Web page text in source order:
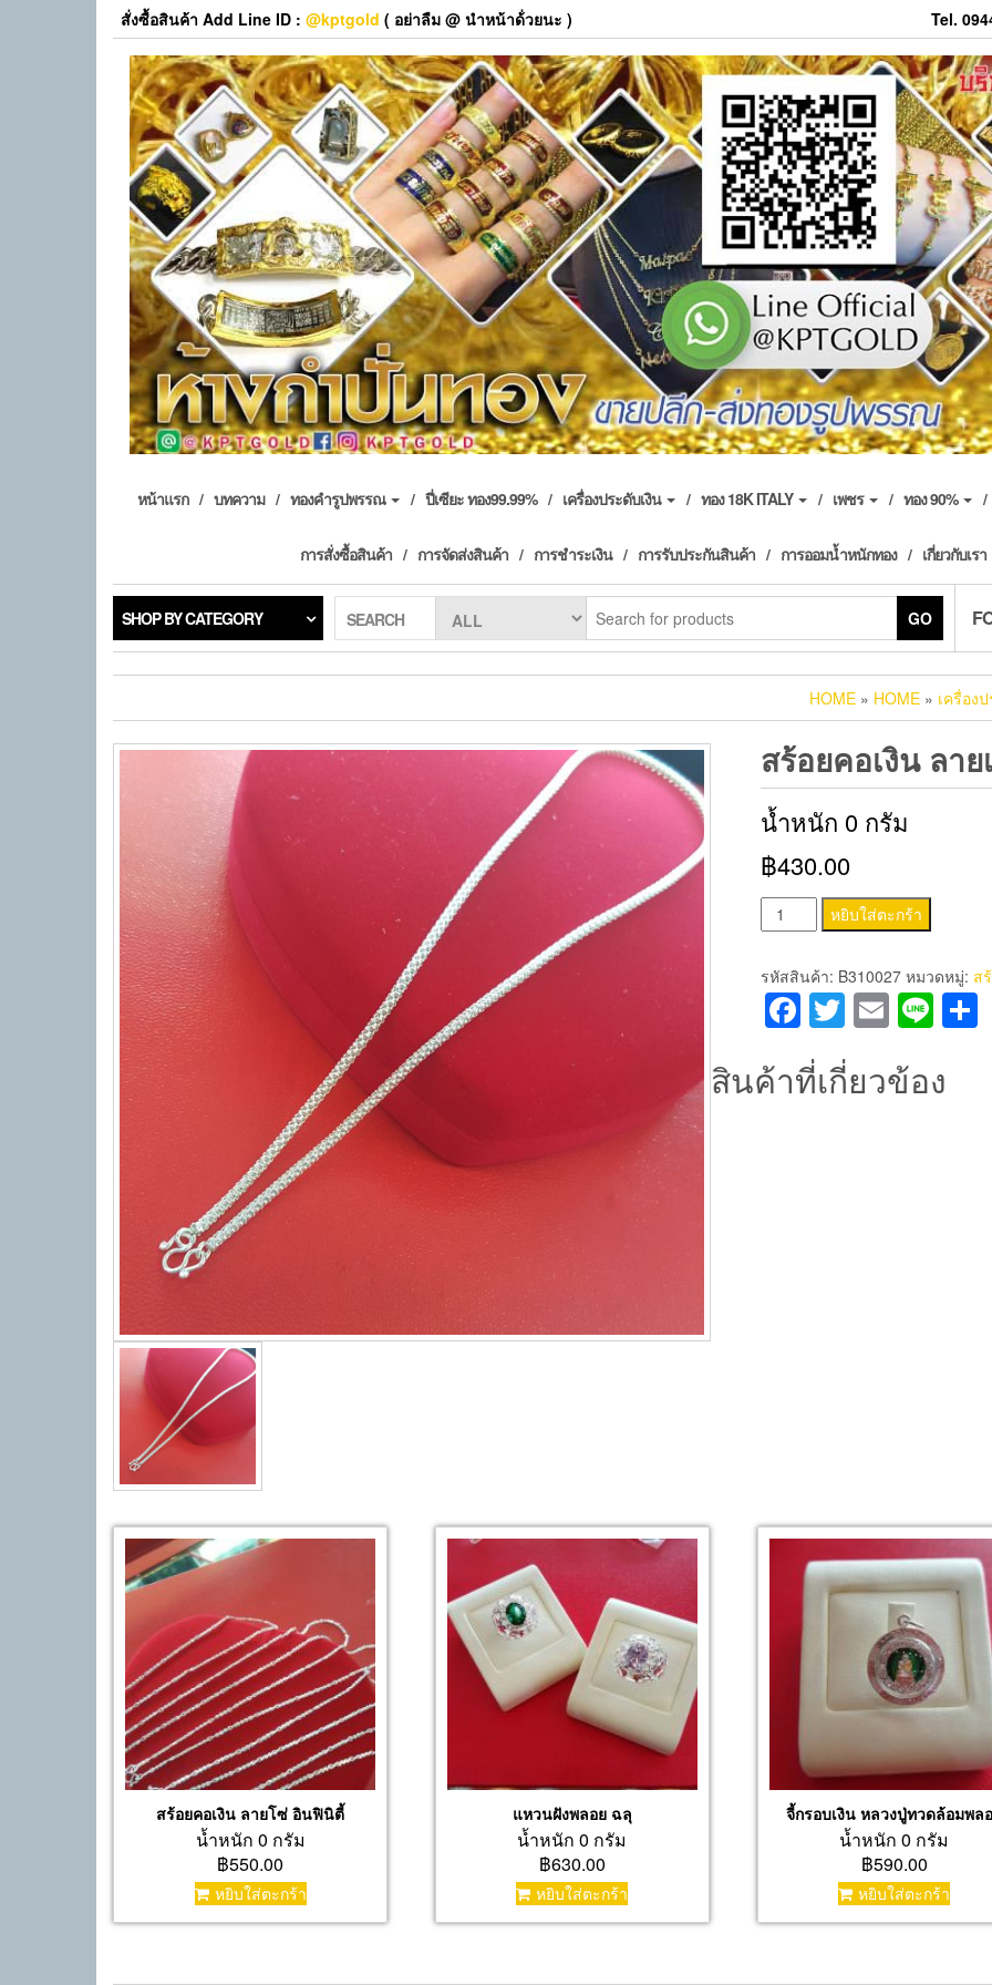
สั่งซื้อสินค้า Add Line ID : @kptgold ( อย่าลืม @ นำหน้าด้่วยนะ ) Tel.
หน้าแรก บทความ ทองคำรูปพรรณ ปี่เซียะ ทอง99.99% เครื่องประดับเงิน ทอง 18K ITALY เพชร ทอง 90%
การสั่งซื้อสินค้า การจัดส่งสินค้า การชำระเงิน การรับประกันสินค้า การออมน้ำหนักทอง เกี่ยวกับเรา
SHOP BY CATEGORY SEARCH GO
HOME » HOME » เครื่อง
สร้อยคอเงิน ลา
น้ำหนัก 0 กรัม
฿430.00
จำนวน
สร้อย
คอ
เงิน
ลาย
มังกร
หยิบใส่ตะกร้า
รหัสสินค้า: B310027 หมวดหมู่: ส
Facebook
Twitter
Email
Line
สินค้าที่เกี่ยวข้อง
สร้อยคอเงิน ลายโซ่ อินฟินิตี้
น้ำหนัก 0 กรัม
฿550.00
หยิบใส่ตะกร้า
แหวนฝังพลอย ฉลุ
น้ำหนัก 0 กรัม
฿630.00
หยิบใส่ตะกร้า
จี้กรอบเงิน หลวงปู่ทวดล้อมพล
น้ำหนัก 0 กรัม
฿590.00
หยิบใส่ตะกร้า